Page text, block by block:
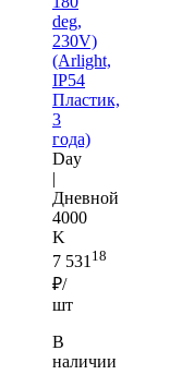
deg,
230V)
(Arlight,
IP54
Пластик,
3
года)
Day
|
Дневной
4000
K
7 531 18
₽/
шт
В
наличии